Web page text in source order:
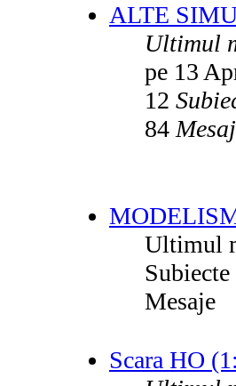
ALTE
Ultimul
pe 13
12
84
Ultimul
Subiecte
Mesaje
Scara HO